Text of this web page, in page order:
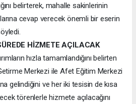
belirterek, mahalle sakinlerinin
cevap verecek önemli bir eserin
HİZMETE AÇILACAK
hızla tamamlandığını belirten
Merkezi ile Afet Eğitim Merkezi
gelindiğini ve her iki tesisin de kısa
törenlerle hizmete açılacağını